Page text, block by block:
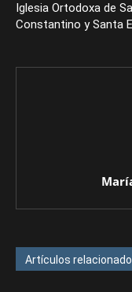
Iglesia Ortodoxa de
Constantino y Santa
Artículos